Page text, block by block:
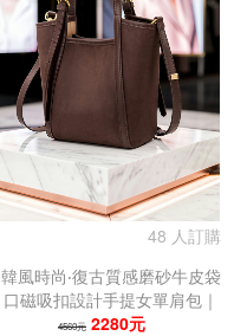
48 人訂購
韓風時尚‧復古質感磨砂牛皮袋
口磁吸扣設計手提女單肩包｜
托特包
4560元 2280元